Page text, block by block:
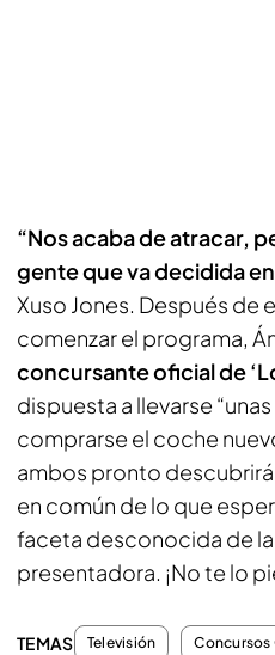
“Nos acaba de atracar,
gente que va decidida en
Xuso Jones. Después de
comenzar el programa,
concursante oficial de
dispuesta a llevarse
comprarse el coche
ambos pronto
en común de lo que
faceta desconocida de
presentadora. ¡No te lo
TEMAS Televisión Concursos